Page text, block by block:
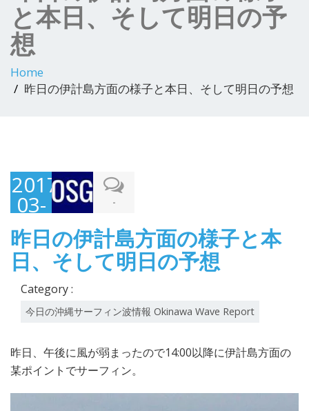
と本日、そして明日の予
想
Home
昨日の伊計島方面の様子と本日、そして明日の予想
2017-
03-
24
-
昨日の伊計島方面の様子と本
日、そして明日の予想
Category :
今日の沖縄サーフィン波情報 Okinawa Wave Report
昨日、午後に風が弱まったので14:00以降に伊計島方面の
某ポイントでサーフィン。